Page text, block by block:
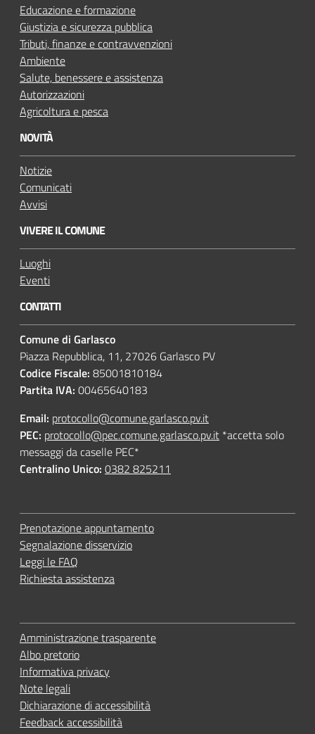
Educazione e formazione
Giustizia e sicurezza pubblica
Tributi, finanze e contravvenzioni
Ambiente
Salute, benessere e assistenza
Autorizzazioni
Agricoltura e pesca
NOVITÀ
Notizie
Comunicati
Avvisi
VIVERE IL COMUNE
Luoghi
Eventi
CONTATTI
Comune di Garlasco
Piazza Repubblica, 11, 27026 Garlasco PV
Codice Fiscale: 85001810184
Partita IVA: 00465640183
Email: protocollo@comune.garlasco.pv.it
PEC: protocollo@pec.comune.garlasco.pv.it *accetta solo
messaggi da caselle PEC*
Centralino Unico: 0382 825211
Prenotazione appuntamento
Segnalazione disservizio
Leggi le FAQ
Richiesta assistenza
Amministrazione trasparente
Albo pretorio
Informativa privacy
Note legali
Dichiarazione di accessibilità
Feedback accessibilità